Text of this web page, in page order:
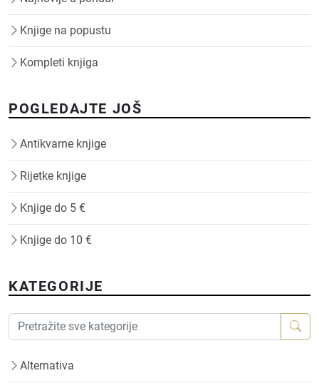
Knjige na popustu
Kompleti knjiga
POGLEDAJTE JOŠ
Antikvarne knjige
Rijetke knjige
Knjige do 5 €
Knjige do 10 €
KATEGORIJE
Alternativa